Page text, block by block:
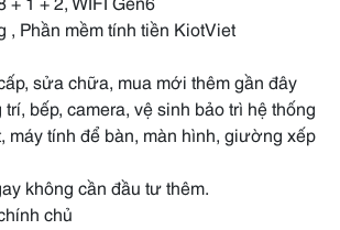
, Phần mềm tính tiền KiotViet
sửa chữa, mua mới thêm gần đây
bếp, camera, vệ sinh bảo trì hệ thống
máy tính để bàn, màn hình, giường xếp
không cần đầu tư thêm.
chủ